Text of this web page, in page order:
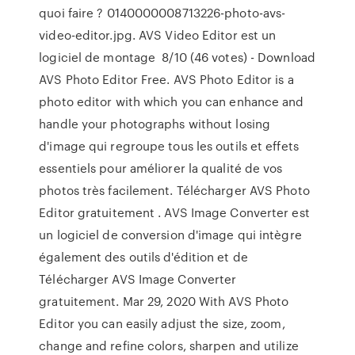
quoi faire ? 0140000008713226-photo-avs-
video-editor.jpg. AVS Video Editor est un
logiciel de montage 8/10 (46 votes) - Download
AVS Photo Editor Free. AVS Photo Editor is a
photo editor with which you can enhance and
handle your photographs without losing
d'image qui regroupe tous les outils et effets
essentiels pour améliorer la qualité de vos
photos très facilement. Télécharger AVS Photo
Editor gratuitement . AVS Image Converter est
un logiciel de conversion d'image qui intègre
également des outils d'édition et de
Télécharger AVS Image Converter
gratuitement. Mar 29, 2020 With AVS Photo
Editor you can easily adjust the size, zoom,
change and refine colors, sharpen and utilize